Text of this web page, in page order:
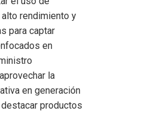
rendimiento y
para captar
en
la
en generación
productos